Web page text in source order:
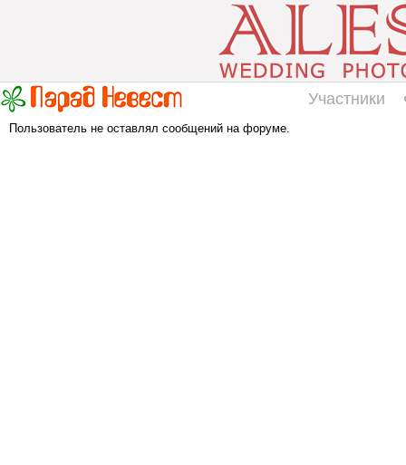
Участники
Пользователь не оставлял сообщений на форуме.